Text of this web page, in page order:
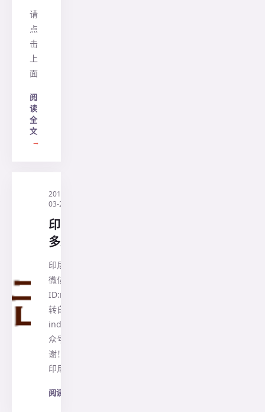
请
点
击
上
面
阅
读
全
文
→
2019-
03-21
印尼兰花知
多少?
印尼千岛旅行社
微信公众号
ID:nusarayatour
转自CRI印尼
indonesia微信公
众号，在此鸣
谢！ 地处热带的
印尼堪称是…
阅读全文